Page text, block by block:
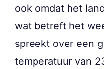
ook omdat het
wat betreft het
spreekt over een
temperatuur van